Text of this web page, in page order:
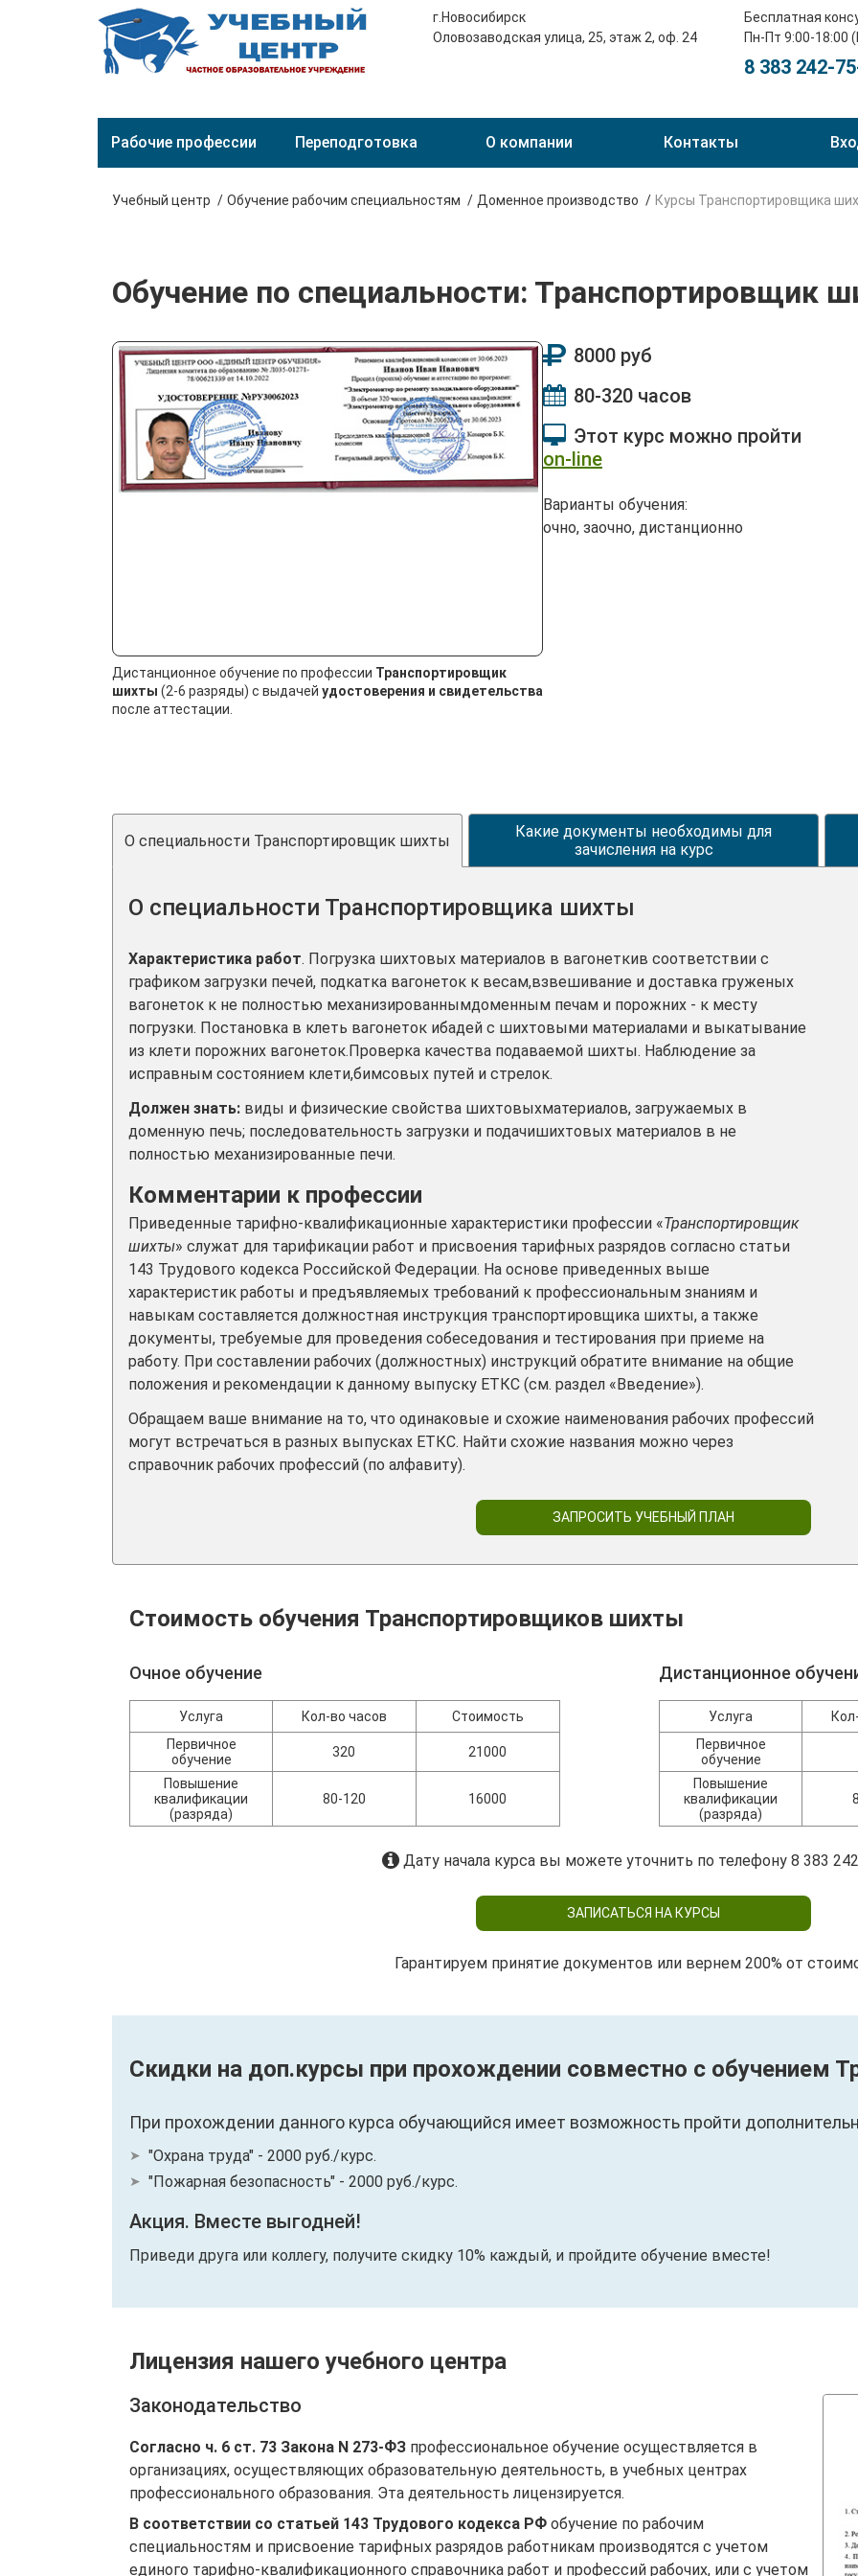
г.Новосибирск
Оловозаводская улица, 25, этаж 2, оф. 24
Бесплатная
Пн-Пт 9:00-18:00
8 383 242-
Рабочие профессии Переподготовка О компании Контакты
Учебный центр Обучение рабочим специальностям Доменное производство Курсы Транспортировщика
Обучение по специальности: Транспортировщик
Дистанционное обучение по профессии Транспортировщик
шихты (2-6 разряды) с выдачей удостоверения и свидетельства
после аттестации.
8000 руб
80-320 часов
Этот курс можно пройти
on-line
Варианты обучения:
очно, заочно, дистанционно
О специальности Транспортировщик шихты
Какие документы необходимы для
зачисления на курс
О специальности Транспортировщика шихты
Характеристика работ. Погрузка шихтовых материалов в вагонеткив соответствии с
графиком загрузки печей, подкатка вагонеток к весам,взвешивание и доставка груженых
вагонеток к не полностью механизированнымдоменным печам и порожних - к месту
погрузки. Постановка в клеть вагонеток ибадей с шихтовыми материалами и выкатывание
из клети порожних вагонеток.Проверка качества подаваемой шихты. Наблюдение за
исправным состоянием клети,бимсовых путей и стрелок.
Должен знать: виды и физические свойства шихтовыхматериалов, загружаемых в
доменную печь; последовательность загрузки и подачишихтовых материалов в не
полностью механизированные печи.
Комментарии к профессии
Приведенные тарифно-квалификационные характеристики профессии «Транспортировщик
шихты» служат для тарификации работ и присвоения тарифных разрядов согласно статьи
143 Трудового кодекса Российской Федерации. На основе приведенных выше
характеристик работы и предъявляемых требований к профессиональным знаниям и
навыкам составляется должностная инструкция транспортировщика шихты, а также
документы, требуемые для проведения собеседования и тестирования при приеме на
работу. При составлении рабочих (должностных) инструкций обратите внимание на общие
положения и рекомендации к данному выпуску ЕТКС (см. раздел «Введение»).
Обращаем ваше внимание на то, что одинаковые и схожие наименования рабочих профессий
могут встречаться в разных выпусках ЕТКС. Найти схожие названия можно через
справочник рабочих профессий (по алфавиту).
ЗАПРОСИТЬ УЧЕБНЫЙ ПЛАН
Стоимость обучения Транспортировщиков шихты
Очное обучение
Услуга Кол-во часов
Стоимость
Первичное
обучение
320 21000
Повышение
квалификации
(разряда)
80-120 16000
Дистанционное
Услуга
Первичное
обучение
Повышение
квалификации
(разряда)
Дату начала курса вы можете уточнить по телефону 8 383
ЗАПИСАТЬСЯ НА КУРСЫ
Гарантируем принятие документов или вернем 200% от
Скидки на доп.курсы при прохождении совместно с обучением
При прохождении данного курса обучающийся имеет возможность пройти
"Охрана труда" - 2000 руб./курс.
"Пожарная безопасность" - 2000 руб./курс.
Акция. Вместе выгодней!
Приведи друга или коллегу, получите скидку 10% каждый, и пройдите обучение вместе!
Лицензия нашего учебного центра
Законодательство
Согласно ч. 6 ст. 73 Закона N 273-ФЗ профессиональное обучение осуществляется в
организациях, осуществляющих образовательную деятельность, в учебных центрах
профессионального образования. Эта деятельность лицензируется.
В соответствии со статьей 143 Трудового кодекса РФ обучение по рабочим
специальностям и присвоение тарифных разрядов работникам производятся с учетом
единого тарифно-квалификационного справочника работ и профессий рабочих, или с учетом